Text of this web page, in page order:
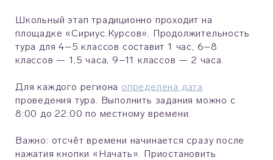
Школьный этап традиционно проходит на
площадке «Сириус.Курсов». Продолжительность
тура для 4–5 классов составит 1 час, 6–8
классов — 1,5 часа, 9–11 классов — 2 часа.
Для каждого региона определена дата
проведения тура. Выполнить задания можно с
8:00 до 22:00 по местному времени.
Важно: отсчёт времени начинается сразу после
нажатия кнопки «Начать». Приостановить